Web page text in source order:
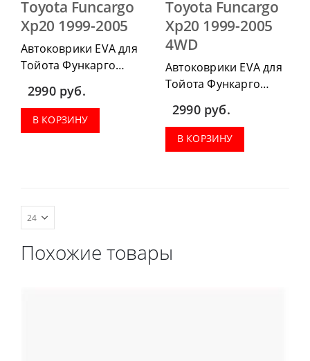
Toyota Funcargo
Xp20 1999-2005
Автоковрики EVA для
Тойота Функарго
1999-2005 можно
приобрести в
комплектации:
водительский коврик,
2990 руб.
В КОРЗИНУ
Toyota Funcargo
Xp20 1999-2005
4WD
Автоковрики EVA для
Тойота Функарго
1999-2005 4ВД можно
приобрести в
комплектации:
водительский коврик,
2990 руб.
В КОРЗИНУ
Похожие товары